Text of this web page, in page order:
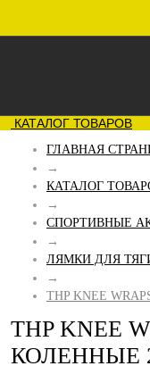
КАТАЛОГ ТОВАРОВ
ГЛАВНАЯ
→
КАТАЛОГ
→
СПОРТИВНЫЕ
→
ЛЯМКИ ДЛЯ
→
THP KNEE
THP KNEE
КОЛЕННЫЕ